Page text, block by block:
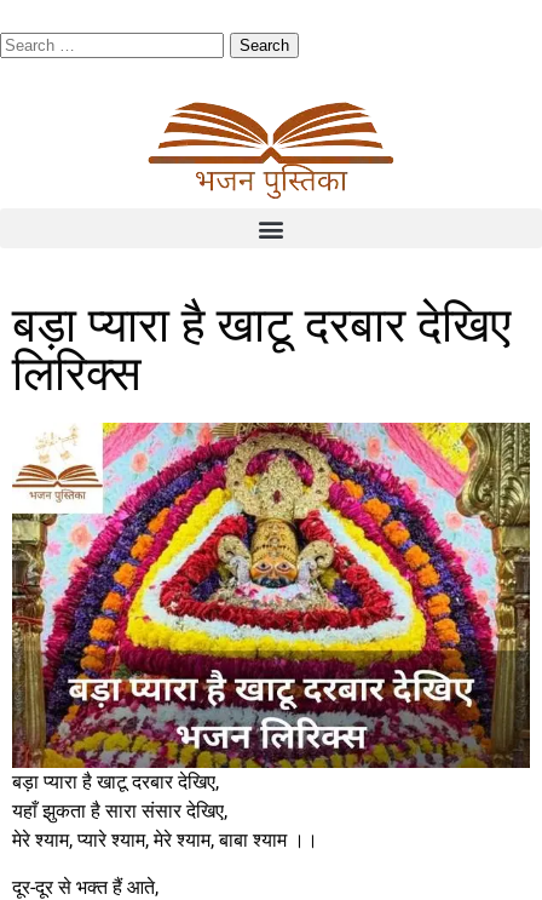
बड़ा प्यारा है खाटू दरबार देखिए
लिरिक्स
बड़ा प्यारा है खाटू दरबार देखिए,
यहाँ झुकता है सारा संसार देखिए,
मेरे श्याम, प्यारे श्याम, मेरे श्याम, बाबा श्याम ।।
दूर-दूर से भक्त हैं आते,